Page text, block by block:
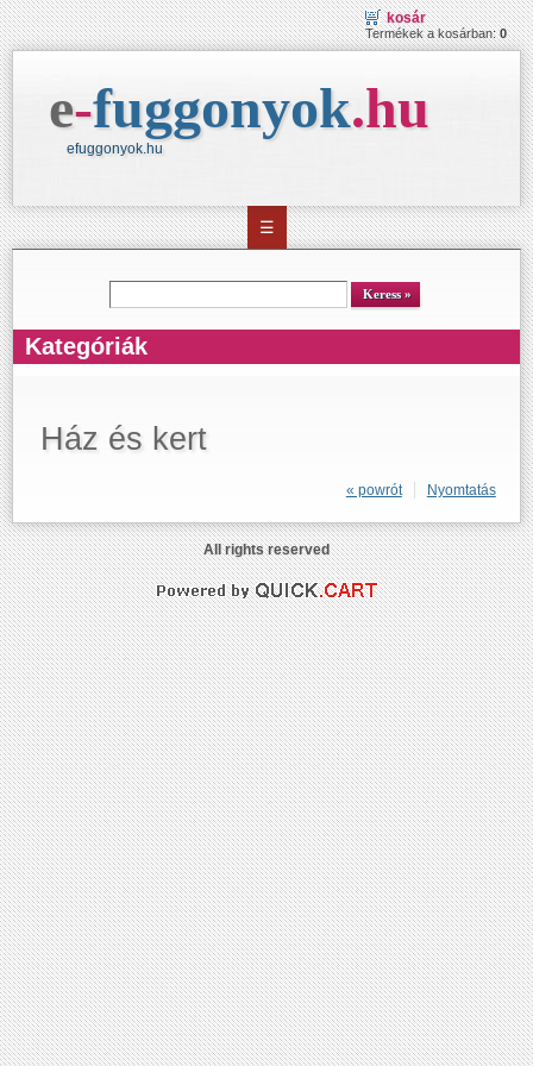
kosár
Termékek a kosárban:0
e-fuggonyok.hu
efuggonyok.hu
☰
Kategóriák
Ház és kert
Nyomtatás
« powrót
All rights reserved